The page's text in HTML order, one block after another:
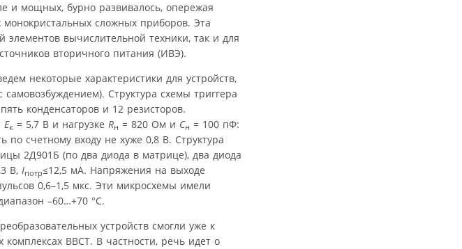
и мощных, бурно развивалось, опережая
сложных приборов. Эта
вычислительной техники, так и для
вторичного питания (ИВЭ).
некоторые характеристики для устройств,
Структура схемы триггера
конденсаторов и 12 резисторов.
Eк = 5,7 В и нагрузке Rн = 820 Ом и Cн = 100 пФ:
по счетному входу не хуже 0,8 В. Структура
2Д901Б (по два диода в матрице), два диода
В, Iпотр≤12,5 мА. Напряжения на выходе
0,6–1,5 мкс. Эти микросхемы имели
–60…+70 °С.
устройств смогли уже к
ВВСТ. В частности, речь идет о